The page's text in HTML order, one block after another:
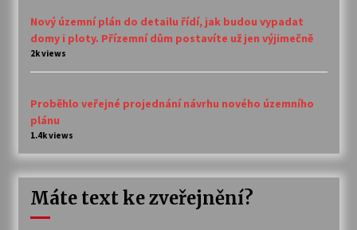
Nový územní plán do detailu řídí, jak budou vypadat
domy i ploty. Přízemní dům postavíte už jen výjimečně
2k views
Proběhlo veřejné projednání návrhu nového územního
plánu
1.4k views
Máte text ke zveřejnění?